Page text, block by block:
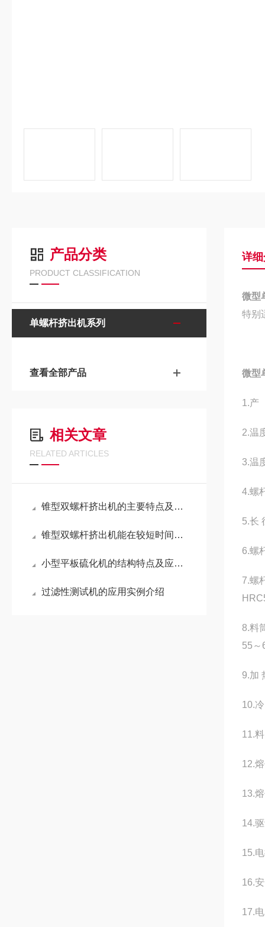
产品分类
PRODUCT CLASSIFICATION
单螺杆挤出机系列
查看全部产品
相关文章
RELATED ARTICLES
锥型双螺杆挤出机的主要特点及应用领域介绍
锥型双螺杆挤出机能在较短时间内将不同性质的物料均匀混合
小型平板硫化机的结构特点及应用领域
过滤性测试机的应用实例介绍
详
微型
特别
微型
1.产
2.温
3.温
4.螺
5.长
6.螺
7.螺
8.料
55～
9.加
10.
11.
12.
13.
14.
15.
16.
17.